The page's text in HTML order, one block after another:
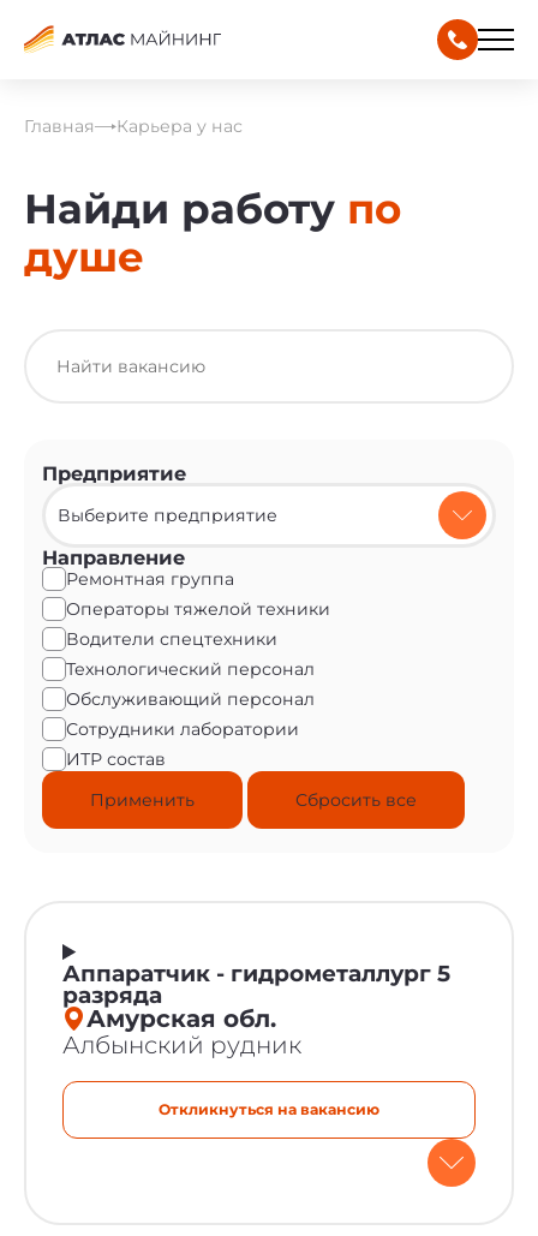
Главная Карьера у нас
Найди работу по
душе
Предприятие
Выберите предприятие
Направление
Ремонтная группа
Операторы тяжелой техники
Водители спецтехники
Технологический персонал
Обслуживающий персонал
Сотрудники лаборатории
ИТР состав
Сбросить все
Аппаратчик - гидрометаллург 5
разряда
Амурская обл.
Албынский рудник
Откликнуться на вакансию